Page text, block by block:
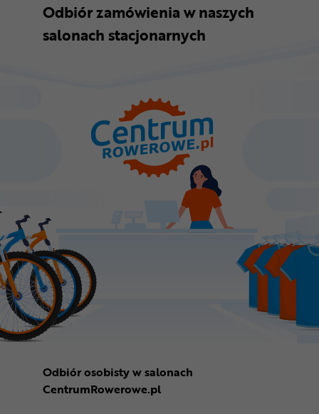
Odbiór zamówienia w naszych
salonach stacjonarnych
Odbiór osobisty w salonach
CentrumRowerowe.pl